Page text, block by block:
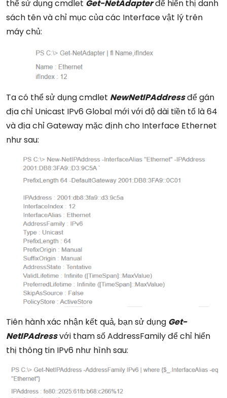
thể sử dụng cmdlet Get-NetAdapterđể hiển thị danh
sách tên và chỉ mục của các Interface vật lý trên
máy chủ:
Ta có thể sử dụng cmdlet NewNetIPAddressđể gán
địa chỉ Unicast IPv6 Global mới với độ dài tiền tố là 64
và địa chỉ Gateway mặc định cho Interface Ethernet
như sau:
Tiên hành xác nhận kết quả, bạn sử dụng Get-
NetIPAdressvới tham số AddressFamily để chỉ hiển
thị thông tin IPv6 như hình sau: